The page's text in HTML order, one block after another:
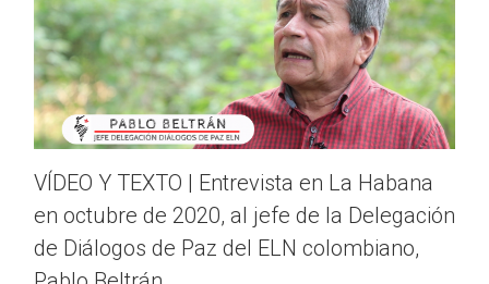
VÍDEO Y TEXTO | Entrevista en La Habana
en octubre de 2020, al jefe de la Delegación
de Diálogos de Paz del ELN colombiano,